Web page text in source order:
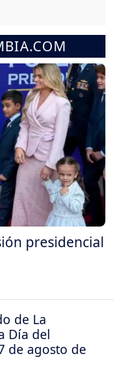
presidencial
de La
Día del
de agosto de